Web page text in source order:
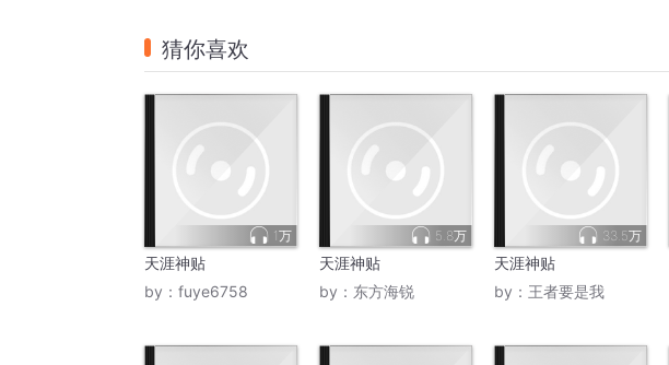
猜你喜欢
1万
天涯神贴
by： fuye6758
5.8万
天涯神贴
by： 东方海锐
33.5万
天涯神贴
by： 王者要是我